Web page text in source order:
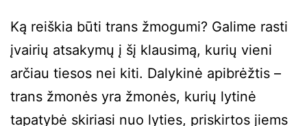
Ką reiškia būti trans žmogumi? Galime rasti
įvairių atsakymų į šį klausimą, kurių vieni
arčiau tiesos nei kiti. Dalykinė apibrėžtis –
trans žmonės yra žmonės, kurių lytinė
tapatybė skiriasi nuo lyties, priskirtos jiems